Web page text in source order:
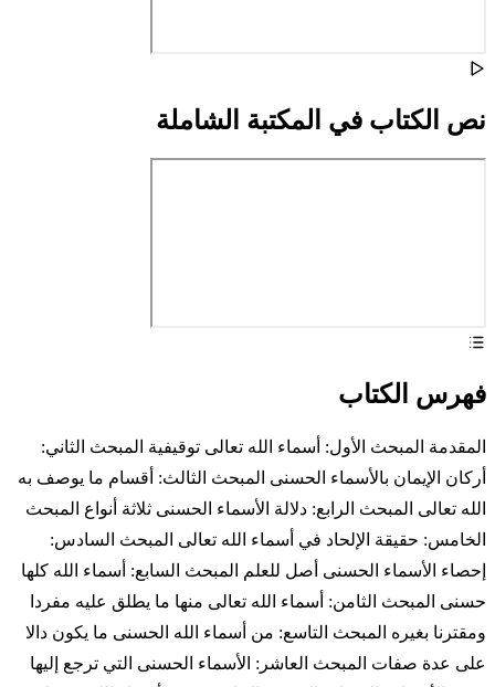
نص الكتاب في المكتبة الشاملة
فهرس الكتاب
المقدمة المبحث الأول: أسماء الله تعالى توقيفية المبحث الثاني:
أركان الإيمان بالأسماء الحسنى المبحث الثالث: أقسام ما يوصف به
الله تعالى المبحث الرابع: دلالة الأسماء الحسنى ثلاثة أنواع المبحث
الخامس: حقيقة الإلحاد في أسماء الله تعالى المبحث السادس:
إحصاء الأسماء الحسنى أصل للعلم المبحث السابع: أسماء الله كلها
حسنى المبحث الثامن: أسماء الله تعالى منها ما يطلق عليه مفردا
ومقترنا بغيره المبحث التاسع: من أسماء الله الحسنى ما يكون دالا
على عدة صفات المبحث العاشر: الأسماء الحسنى التي ترجع إليها